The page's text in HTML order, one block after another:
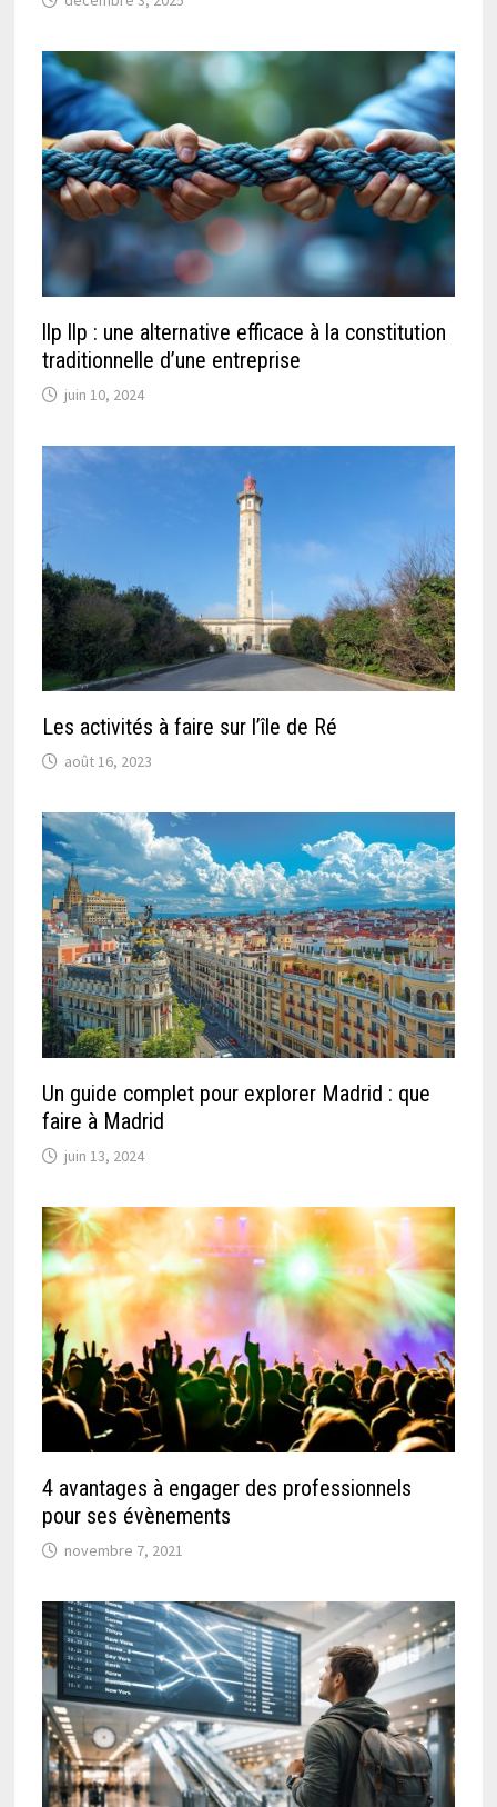
llp llp : une alternative efficace à la constitution
traditionnelle d’une entreprise
juin 10, 2024
Les activités à faire sur l’île de Ré
août 16, 2023
Un guide complet pour explorer Madrid : que
faire à Madrid
juin 13, 2024
4 avantages à engager des professionnels
pour ses évènements
novembre 7, 2021